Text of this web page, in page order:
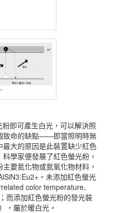
即可產生白光，可以解決照
致命的缺點——即當照明時無
大的原因是此裝置缺少紅色
學家便發展了紅色螢光粉，
要氮化物或氮氧化物材料，
。未添加紅色螢光
color temperature,
而添加紅色螢光粉的發光裝
，屬於暖白光。